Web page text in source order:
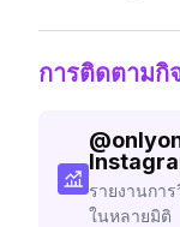
การติดตามกิ
@
รายงานกา
ในหลายมิติ